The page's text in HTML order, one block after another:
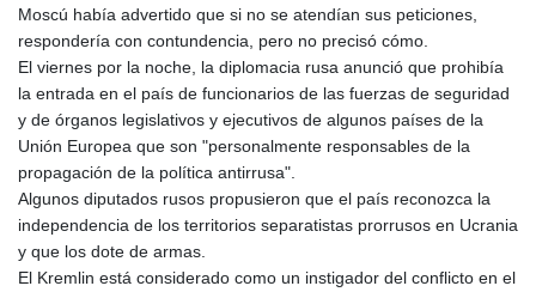
Moscú había advertido que si no se atendían sus peticiones,
respondería con contundencia, pero no precisó cómo.
El viernes por la noche, la diplomacia rusa anunció que prohibía
la entrada en el país de funcionarios de las fuerzas de seguridad
y de órganos legislativos y ejecutivos de algunos países de la
Unión Europea que son "personalmente responsables de la
propagación de la política antirrusa".
Algunos diputados rusos propusieron que el país reconozca la
independencia de los territorios separatistas prorrusos en Ucrania
y que los dote de armas.
El Kremlin está considerado como un instigador del conflicto en el